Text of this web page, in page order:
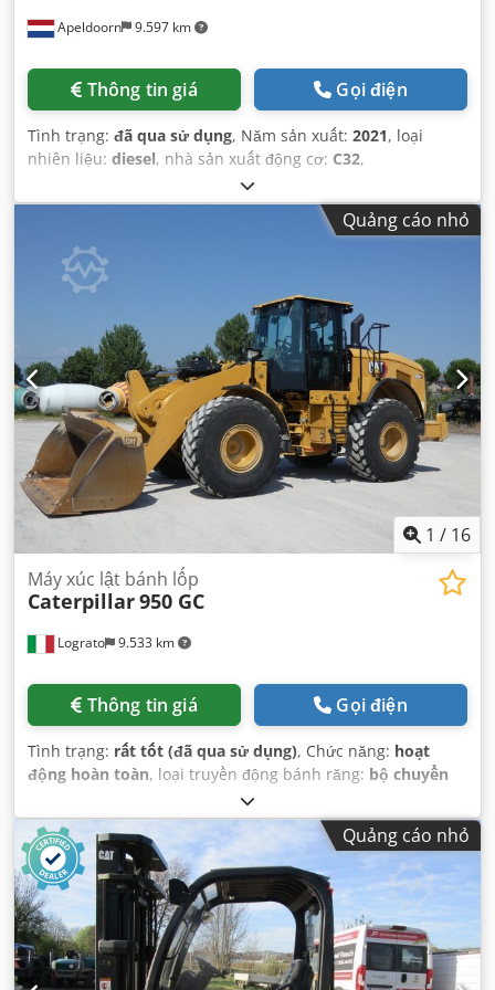
Apeldoorn 9.597 km
Thông tin giá Gọi điện
Tình trạng: đã qua sử dụng, Năm sản xuất: 2021, loại
nhiên liệu: diesel, nhà sản xuất động cơ: C32,
Quảng cáo nhỏ
1 / 16
Lograto 9.533 km
Máy xúc lật bánh lốp
Caterpillar950 GC
Thông tin giá Gọi điện
Tình trạng: rất tốt (đã qua sử dụng), Chức năng: hoạt
động hoàn toàn, loại truyền động bánh răng: bộ chuyển
, trọng lượng tổng cộng:
kg, đăng ký lần đầu:01/2022, Năm sản xuất:2021, Thiết bị:
điều hòa không khí, Quảng cáo nhỏ